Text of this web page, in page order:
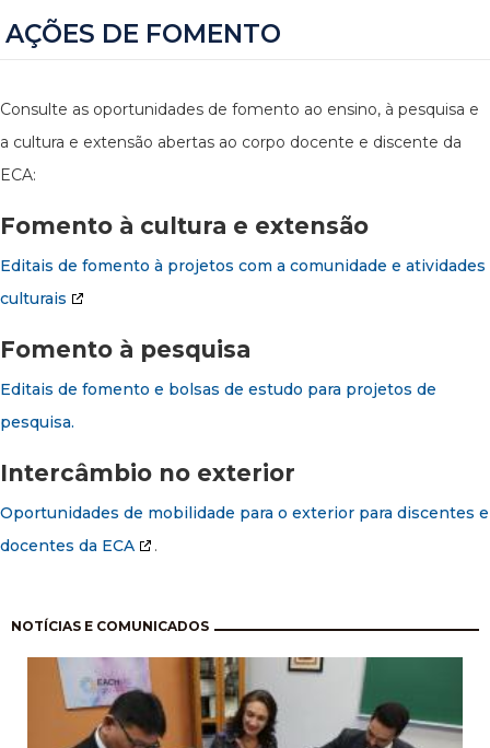
AÇÕES DE FOMENTO
Consulte as oportunidades de fomento ao ensino, à pesquisa e
a cultura e extensão abertas ao corpo docente e discente da
ECA:
Fomento à cultura e extensão
Editais de fomento à projetos com a comunidade e atividades
culturais
Fomento à pesquisa
Editais de fomento e bolsas de estudo para projetos de
pesquisa.
Intercâmbio no exterior
Oportunidades de mobilidade para o exterior para discentes e
docentes da ECA
.
NOTÍCIAS E COMUNICADOS
Pagination